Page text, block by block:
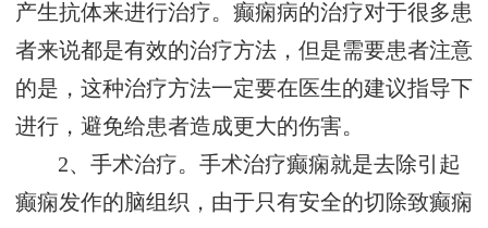
产生抗体来进行治疗。癫痫病的治疗对于很多患
者来说都是有效的治疗方法，但是需要患者注意
的是，这种治疗方法一定要在医生的建议指导下
进行，避免给患者造成更大的伤害。
2、手术治疗。手术治疗癫痫就是去除引起
癫痫发作的脑组织，由于只有安全的切除致癫痫